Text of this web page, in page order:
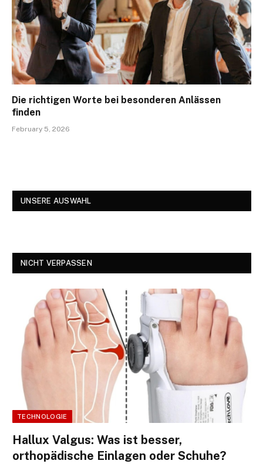
Die richtigen Worte bei besonderen Anlässen
finden
February 5, 2026
UNSERE AUSWAHL
NICHT VERPASSEN
TECHNOLOGIE
Hallux Valgus: Was ist besser,
orthopädische Einlagen oder Schuhe?